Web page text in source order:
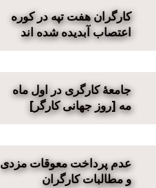
کارگران هفت تپه در کوره
اعتصاب آبدیده شده اند
جامعهٔ کارگری در اول ماه
مه [روز جهانی کارگر]
عدم پرداخت معوقات مزدی
و مطالبات کارگران